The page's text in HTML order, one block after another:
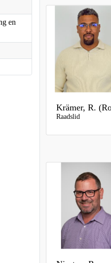
Krämer, R.
Raadslid
Niesten, R.